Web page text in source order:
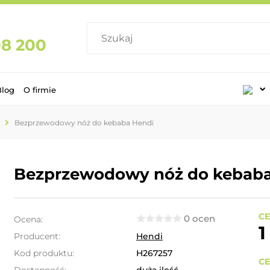
200
O firmie
Bezprzewodowy nóż do kebaba Hendi
Bezprzewodowy nóż do
Ocena: 0 ocen
Producent:
Hendi
Kod produktu:
H267257